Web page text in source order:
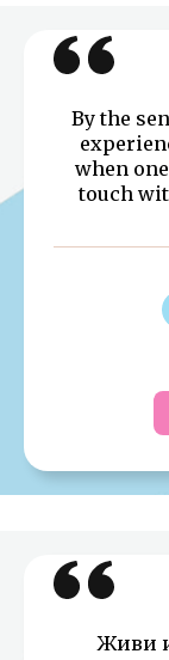
By the
when
touch
Живи